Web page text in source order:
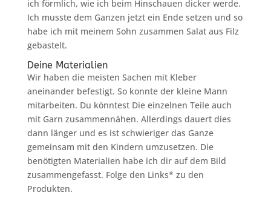
ich förmlich, wie ich beim Hinschauen dicker werde.
Ich musste dem Ganzen jetzt ein Ende setzen und so
habe ich mit meinem Sohn zusammen Salat aus Filz
gebastelt.
Deine Materialien
Wir haben die meisten Sachen mit Kleber
aneinander befestigt. So konnte der kleine Mann
mitarbeiten. Du könntest Die einzelnen Teile auch
mit Garn zusammennähen. Allerdings dauert dies
dann länger und es ist schwieriger das Ganze
gemeinsam mit den Kindern umzusetzen. Die
benötigten Materialien habe ich dir auf dem Bild
zusammengefasst. Folge den Links* zu den
Produkten.